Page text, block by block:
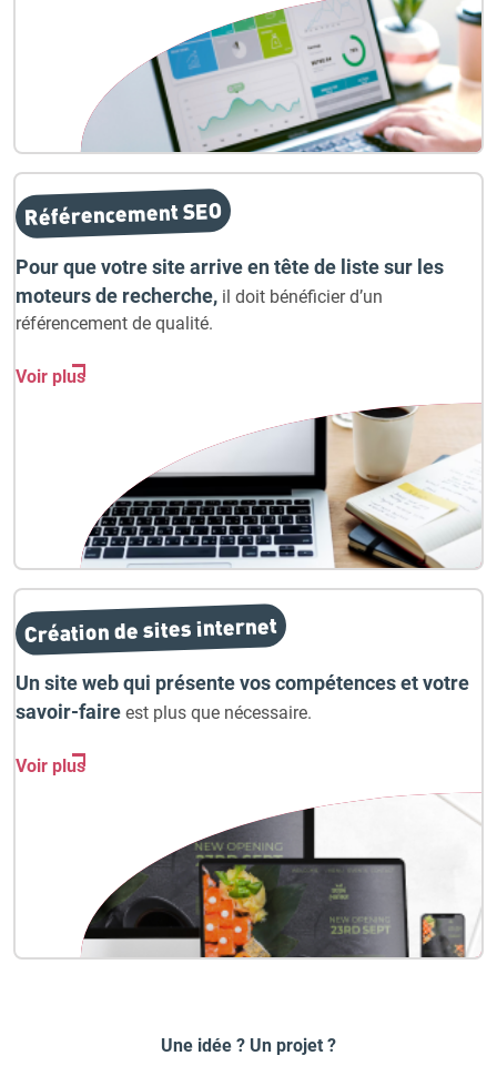
Référencement SEO
Pour que votre site arrive en tête de liste sur les
moteurs de recherche, il doit bénéficier d’un
référencement de qualité.
Voir plus
Création de sites internet
Un site web qui présente vos compétences et votre
savoir-faire est plus que nécessaire.
Voir plus
Une idée ? Un projet ?